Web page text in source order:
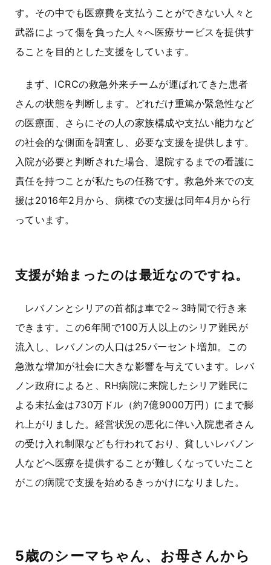
す。その中でも医療費を支払うことができない人々と
武器によって傷を負った人々へ医療サービスを提供す
ることを目的とした支援をしています。
まず、ICRCの救急外来チームが運ばれてきた患者
さんの状態を判断します。どれだけ重篤か緊急性など
の医療面、さらにその人の家族構成や支払い能力など
の社会的な側面を調査し、必要な支援を提供します。
入院が必要と判断された場合、退院するまでの看護に
責任を持つことが私たちの任務です。救急外来での支
援は2016年2月から、病棟での支援は同年4月から行
っています。
支援が始まったのは最近なのですね。
レバノンとシリアの首都は車で2～3時間で行き来
できます。この6年間で100万人以上のシリア難民が
流入し、レバノンの人口は25パーセント増加。この
急激な増加が社会に大きな影響を与えています。レバ
ノン政府によると、RH病院に来院したシリア難民に
よる未払金は730万ドル（約7億9000万円）にまで膨
れ上がりました。経営状況の悪化に伴い入院患者さん
の受け入れ制限なども行われており、貧しいレバノン
人などへ医療を提供することが難しくなっていたこと
がこの病院で支援を始めるきっかけになりました。
5歳のシーマちゃん、お母さんから